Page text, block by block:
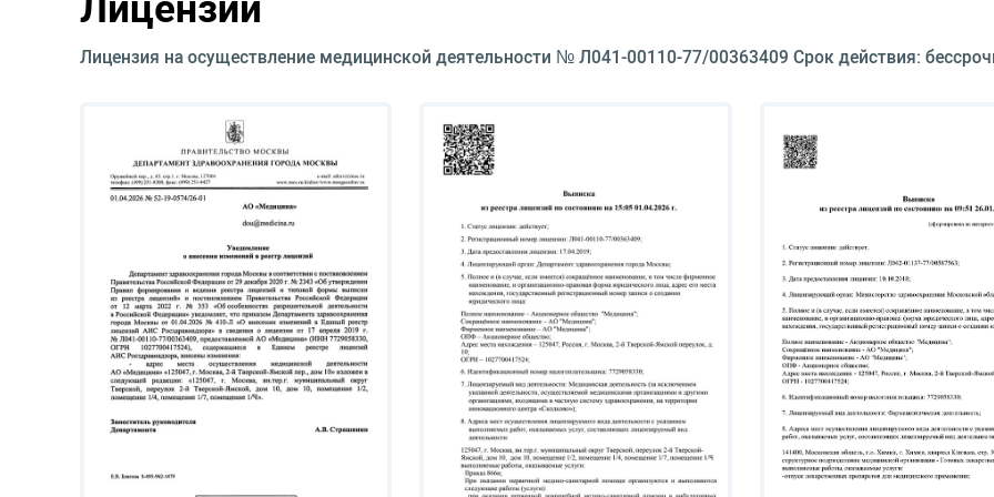
Лицензия на осуществление медицинской деятельности № Л041-00110-77/00363409 Срок действия: